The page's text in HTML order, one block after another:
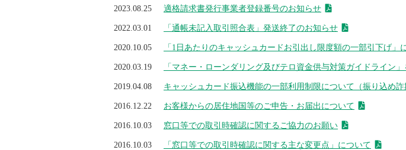
2023.08.25 適格請求書発行事業者登録番号のお知らせ
2022.03.01 「通帳未記入取引照合表」発送終了のお知らせ
2020.10.05 「1日あたりのキャッシュカードお引出し限度額の一部引下げ」
2020.03.19 「マネー・ローンダリング及びテロ資金供与対策ガイドライン
2019.04.08 キャッシュカード振込機能の一部利用制限について（振り込め詐
2016.12.22 お客様からの居住地国等のご申告・お届出について
2016.10.03 窓口等での取引時確認に関するご協力のお願い
2016.10.03 「窓口等での取引時確認に関する主な変更点」について